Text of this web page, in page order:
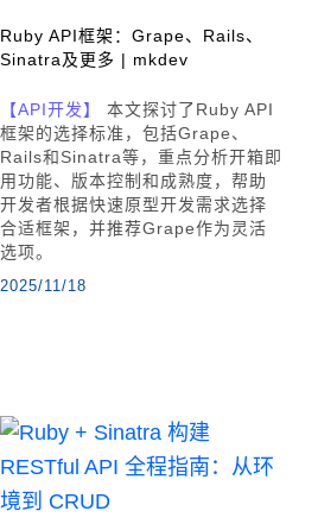
Ruby API框架：Grape、Rails、
Sinatra及更多 | mkdev
【API开发】
本文探讨了Ruby API
框架的选择标准，包括Grape、
Rails和Sinatra等，重点分析开箱即
用功能、版本控制和成熟度，帮助
开发者根据快速原型开发需求选择
合适框架，并推荐Grape作为灵活
选项。
2025/11/18